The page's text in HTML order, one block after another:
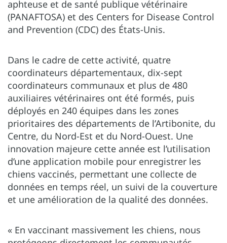
aphteuse et de santé publique vétérinaire
(PANAFTOSA) et des Centers for Disease Control
and Prevention (CDC) des États-Unis.
Dans le cadre de cette activité, quatre
coordinateurs départementaux, dix-sept
coordinateurs communaux et plus de 480
auxiliaires vétérinaires ont été formés, puis
déployés en 240 équipes dans les zones
prioritaires des départements de l’Artibonite, du
Centre, du Nord-Est et du Nord-Ouest. Une
innovation majeure cette année est l’utilisation
d’une application mobile pour enregistrer les
chiens vaccinés, permettant une collecte de
données en temps réel, un suivi de la couverture
et une amélioration de la qualité des données.
« En vaccinant massivement les chiens, nous